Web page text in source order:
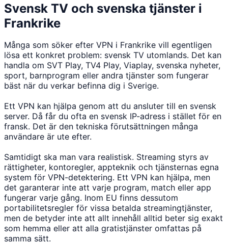
Svensk TV och svenska tjänster i
Frankrike
Många som söker efter VPN i Frankrike vill egentligen
lösa ett konkret problem: svensk TV utomlands. Det kan
handla om SVT Play, TV4 Play, Viaplay, svenska nyheter,
sport, barnprogram eller andra tjänster som fungerar
bäst när du verkar befinna dig i Sverige.
Ett VPN kan hjälpa genom att du ansluter till en svensk
server. Då får du ofta en svensk IP-adress i stället för en
fransk. Det är den tekniska förutsättningen många
användare är ute efter.
Samtidigt ska man vara realistisk. Streaming styrs av
rättigheter, kontoregler, appteknik och tjänsternas egna
system för VPN-detektering. Ett VPN kan hjälpa, men
det garanterar inte att varje program, match eller app
fungerar varje gång. Inom EU finns dessutom
portabilitetsregler för vissa betalda streamingtjänster,
men de betyder inte att allt innehåll alltid beter sig exakt
som hemma eller att alla gratistjänster omfattas på
samma sätt.